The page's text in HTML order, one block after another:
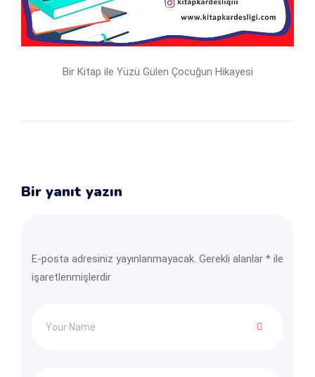
Bir Kitap ile Yüzü Gülen Çocuğun Hikayesi
Bir yanıt yazın
E-posta adresiniz yayınlanmayacak. Gerekli alanlar * ile
işaretlenmişlerdir